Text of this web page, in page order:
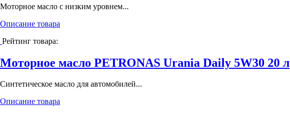
Моторное масло с низким уровнем...
Описание товара
Рейтинг товара:
Моторное масло PETRONAS Urania Daily 5W30 20 л
Синтетическое масло для автомобилей...
Описание товара